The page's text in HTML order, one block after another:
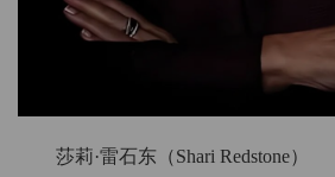
莎莉·雷石东（Shari Redstone）